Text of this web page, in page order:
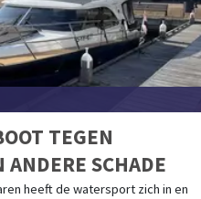
TEGEN
ANDERE SCHADE
heeft de watersport zich in en